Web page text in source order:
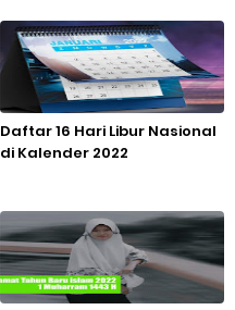
Daftar 16 Hari Libur Nasional
di Kalender 2022